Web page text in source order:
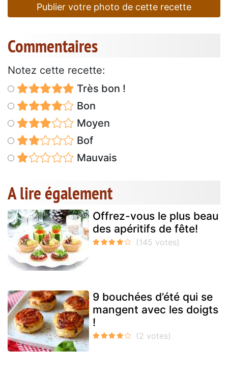
Publier votre photo de cette recette
Commentaires
Notez cette recette:
Très bon !
Bon
Moyen
Bof
Mauvais
A lire également
Offrez-vous le plus beau
des apéritifs de fête!
9 bouchées d’été qui se
mangent avec les doigts
!